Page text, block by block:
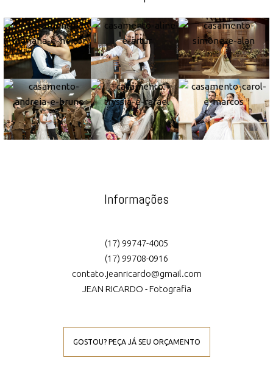
(17) 99747-4005
(17) 99708-0916
contato.jeanricardo@gmail.com
JEAN RICARDO - Fotografia
GOSTOU? PEÇA JÁ SEU ORÇAMENTO